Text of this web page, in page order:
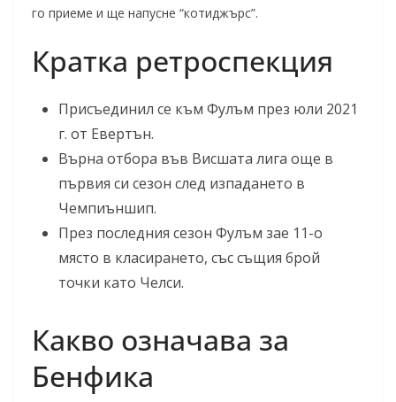
го приеме и ще напусне “котиджърс”.
Кратка ретроспекция
Присъединил се към Фулъм през юли 2021
г. от Евертън.
Върна отбора във Висшата лига още в
първия си сезон след изпадането в
Чемпиъншип.
През последния сезон Фулъм зае 11-о
място в класирането, със същия брой
точки като Челси.
Какво означава за
Бенфика